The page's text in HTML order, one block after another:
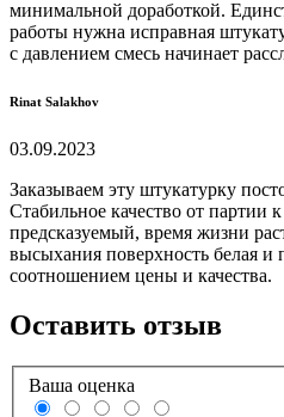
минимальной доработкой.
работы нужна исправная
с давлением смесь начинает
Rinat Salakhov
03.09.2023
Заказываем эту штукатурку
Стабильное качество от партии
предсказуемый, время жизни
высыхания поверхность белая и
соотношением цены и качества.
Оставить отзыв
Ваша оценка